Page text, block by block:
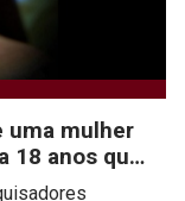
uma mulher
18 anos que